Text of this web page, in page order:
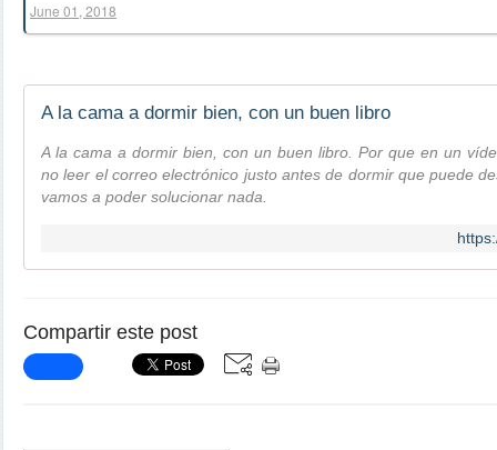
June 01, 2018
A la cama a dormir bien, con un buen libro
A la cama a dormir bien, con un buen libro. Por que en un
no leer el correo electrónico justo antes de dormir que puede
vamos a poder solucionar nada.
Compartir este post